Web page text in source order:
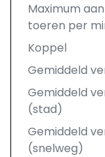
Maximum
toeren per
Koppel
Gemiddeld
Gemiddeld
(stad)
Gemiddeld
(snelweg)